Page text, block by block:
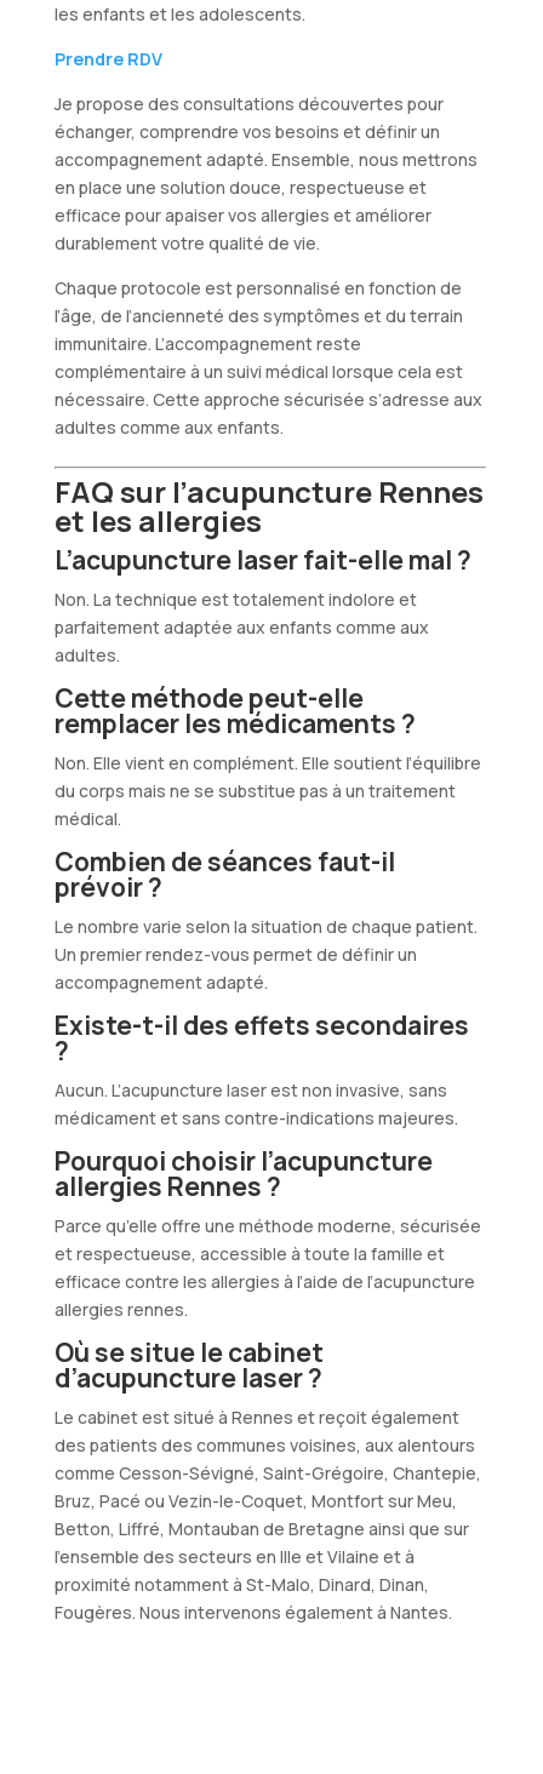
les enfants et les adolescents.
Prendre RDV
Je propose des consultations découvertes pour
échanger, comprendre vos besoins et définir un
accompagnement adapté. Ensemble, nous mettrons
en place une solution douce, respectueuse et
efficace pour apaiser vos allergies et améliorer
durablement votre qualité de vie.
Chaque protocole est personnalisé en fonction de
l’âge, de l’ancienneté des symptômes et du terrain
immunitaire. L’accompagnement reste
complémentaire à un suivi médical lorsque cela est
nécessaire. Cette approche sécurisée s’adresse aux
adultes comme aux enfants.
FAQ sur l’acupuncture Rennes
et les allergies
L’acupuncture laser fait-elle mal ?
Non. La technique est totalement indolore et
parfaitement adaptée aux enfants comme aux
adultes.
Cette méthode peut-elle
remplacer les médicaments ?
Non. Elle vient en complément. Elle soutient l’équilibre
du corps mais ne se substitue pas à un traitement
médical.
Combien de séances faut-il
prévoir ?
Le nombre varie selon la situation de chaque patient.
Un premier rendez-vous permet de définir un
accompagnement adapté.
Existe-t-il des effets secondaires
?
Aucun. L’acupuncture laser est non invasive, sans
médicament et sans contre-indications majeures.
Pourquoi choisir l’acupuncture
allergies Rennes ?
Parce qu’elle offre une méthode moderne, sécurisée
et respectueuse, accessible à toute la famille et
efficace contre les allergies à l’aide de l’acupuncture
allergies rennes.
Où se situe le cabinet
d’acupuncture laser ?
Le cabinet est situé à Rennes et reçoit également
des patients des communes voisines, aux alentours
comme Cesson-Sévigné, Saint-Grégoire, Chantepie,
Bruz, Pacé ou Vezin-le-Coquet, Montfort sur Meu,
Betton, Liffré, Montauban de Bretagne ainsi que sur
l’ensemble des secteurs en Ille et Vilaine et à
proximité notamment à St-Malo, Dinard, Dinan,
Fougères. Nous intervenons également à Nantes.